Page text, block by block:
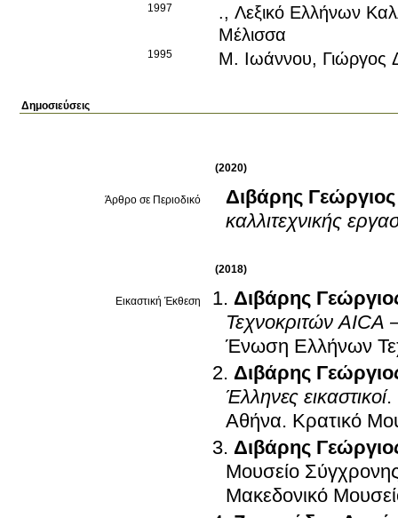
1997 ., Λεξικό Ελλήνων
Μέλισσα
1995 Μ. Ιωάννου, Γιώργος
Δημοσιεύσεις
(2020)
Άρθρο σε Περιοδικό
Διβάρης Γεώργιος
καλλιτεχνικής
(2018)
Εικαστική Έκθεση
Διβάρης
Τεχνοκριτών AICA
Ένωση Ελλήνων
Διβάρης
Έλληνες εικαστικοί.
Αθήνα. Κρατικό
Διβάρης
Μουσείο
Μακεδονικό